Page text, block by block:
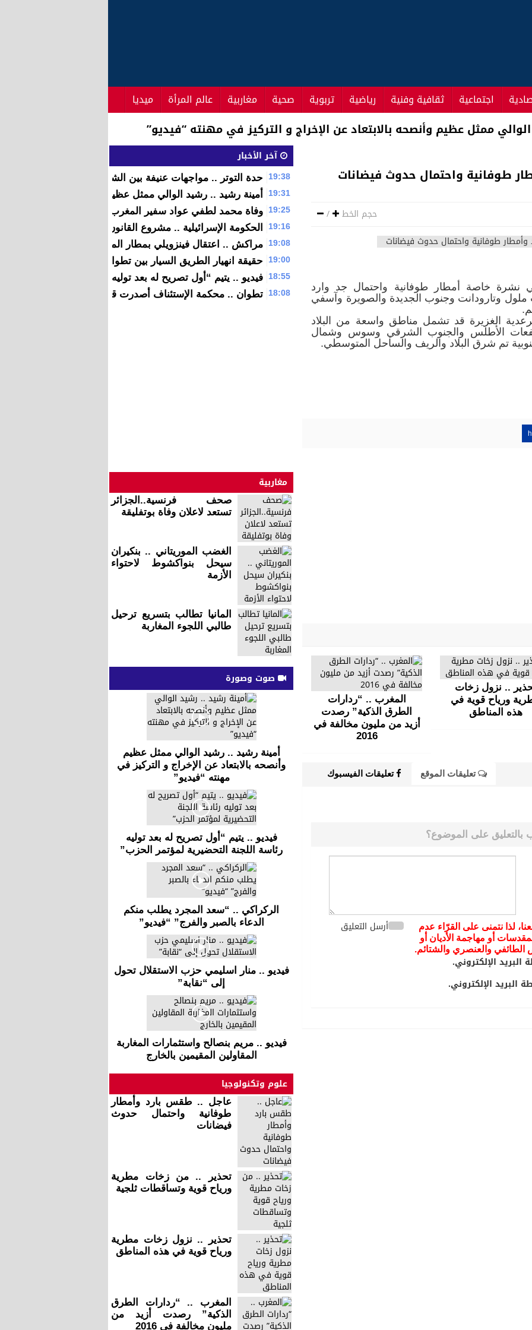
اجتماعية ثقافية وفنية رياضية تربوية صحية مغاربية عالم المرأة ميديا
طوفانية واحتمال حدوث فيضانات
حجم الخط /
في نشرة خاصة أمطار طوفانية واحتمال جد وارد
ملول وتارودانت وجنوب الجديدة والصويرة وآسفي
الغزيرة قد تشمل مناطق واسعة من البلاد
الأطلس والجنوب الشرقي وسوس وشمال
تم شرق البلاد والريف والساحل المتوسطي.
.. نزول زخات
ورياح قوية في
هذه المناطق
المغرب .. “ردارات
الطرق الذكية” رصدت
أزيد من مليون مخالفة في
2016
تعليقات الموقع تعليقات الفيسبوك
على الموضوع؟
لذا نتمنى على القرّاء عدم
أو مهاجمة الأديان أو
الطائفي والعنصري والشتائم.
أرسل التعليق
البريد الإلكتروني.
البريد الإلكتروني.
آخر الأخبار
19:38 حدة التوتر .. مواجهات عنيفة بين الشرطة ومحتجين في باريس
19:31 أمينة رشيد .. رشيد الوالي ممثل عظيم وأنصحه بالابتعاد عن
19:25 وفاة محمد لطفي عواد سفير المغرب بكندا
19:16 الحكومة الإسرائيلية .. مشروع القانون منع “الأذان” عبر
19:08 مراكش .. اعتقال فينزويلي بمطار المنارة
19:00 حقيقة انهيار الطريق السيار بين تطوان والمضيق
18:55 فيديو .. يتيم “أول تصريح له بعد توليه رئاسة اللجنة التحضيرية
18:08 تطوان .. محكمة الإستئناف أصدرت قرارا تأديبيا في حق ثلاث
مغاربية
صحف فرنسية..الجزائر
تستعد لاعلان وفاة بوتفليقة
الغضب الموريتاني .. بنكيران
سيحل بنواكشوط لاحتواء
الأزمة
المانيا تطالب بتسريع ترحيل
طالبي اللجوء المغاربة
صوت وصورة
أمينة رشيد .. رشيد الوالي ممثل عظيم
وأنصحه بالابتعاد عن الإخراج و التركيز في
مهنته “فيديو”
فيديو .. يتيم “أول تصريح له بعد توليه
رئاسة اللجنة التحضيرية لمؤتمر الحزب”
الركراكي .. “سعد المجرد يطلب منكم
الدعاء بالصبر والفرج” “فيديو”
فيديو .. منار اسليمي حزب الاستقلال تحول
إلى “نقابة”
فيديو .. مريم بنصالح واستثمارات المغاربة
المقاولين المقيمين بالخارج
علوم وتكنولوجيا
عاجل .. طقس بارد وأمطار
طوفانية واحتمال حدوث
فيضانات
تحذير .. من زخات مطرية
ورياح قوية وتساقطات ثلجية
تحذير .. نزول زخات مطرية
ورياح قوية في هذه المناطق
المغرب .. “ردارات الطرق
الذكية” رصدت أزيد من
مليون مخالفة في 2016